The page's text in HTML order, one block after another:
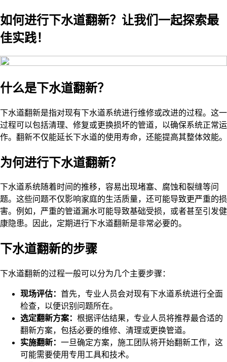
如何进行下水道翻新？让我们一起探索最
佳实践！
什么是下水道翻新？
下水道翻新是指对现有下水道系统进行维修或改进的过程。这一
过程可以包括清理、修复或更换损坏的管道，以确保系统正常运
作。翻新不仅能延长下水道的使用寿命，还能提高其整体效能。
为何进行下水道翻新？
下水道系统随着时间的推移，容易出现堵塞、腐蚀和裂缝等问
题。这些问题不仅影响家庭的生活质量，还可能导致更严重的损
害。例如，严重的管道漏水可能导致基础受损，或者甚至引发健
康隐患。因此，定期进行下水道翻新是非常必要的。
下水道翻新的步骤
下水道翻新的过程一般可以分为几个主要步骤：
现场评估： 首先，专业人员会对现有下水道系统进行全面
检查，以便识别问题所在。
选定翻新方案： 根据评估结果，专业人员将推荐最合适的
翻新方案，包括必要的维修、清理或更换管道。
实施翻新： 一旦确定方案，施工团队将开始翻新工作，这
可能需要使用专用工具和技术。